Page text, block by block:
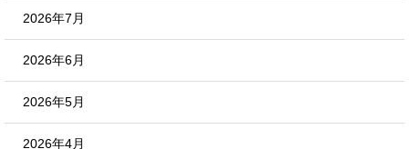
2026年7月
2026年6月
2026年5月
2026年4月